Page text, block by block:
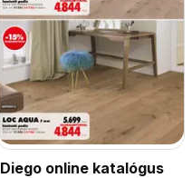
Diego online katalógus